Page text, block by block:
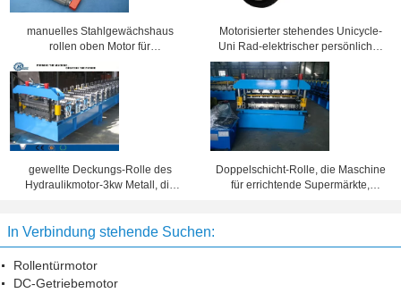
manuelles Stahlgewächshaus
rollen oben Motor für
Filmseitenwand-Belüftungsfenster
Motorisierter stehendes Unicycle-
Uni Rad-elektrischer persönlicher
Transporter 20km/h maximal
gewellte Deckungs-Rolle des
Hydraulikmotor-3kw Metall, die
Doppelschicht-Rolle, die Maschine
für errichtende Supermärkte,
In Verbindung stehende Suchen:
Rollentürmotor
DC-Getriebemotor